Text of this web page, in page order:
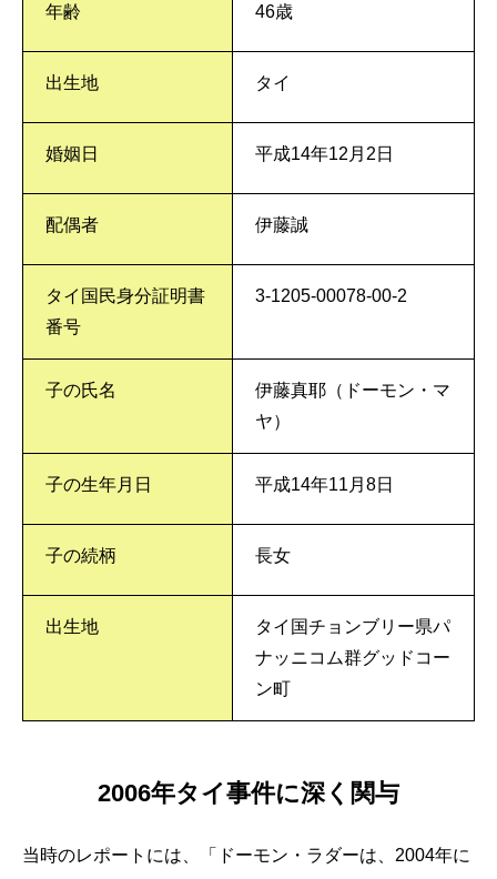
年齢 46歳
出生地 タイ
婚姻日 平成14年12月2日
配偶者 伊藤誠
タイ国民身分証明書
番号
3-1205-00078-00-2
子の氏名
伊藤真耶（ドーモン・マ
ヤ）
子の生年月日 平成14年11月8日
子の続柄 長女
出生地
タイ国チョンブリー県パ
ナッニコム群グッドコー
ン町
2006年タイ事件に深く関与
当時のレポートには、「ドーモン・ラダーは、2004年に